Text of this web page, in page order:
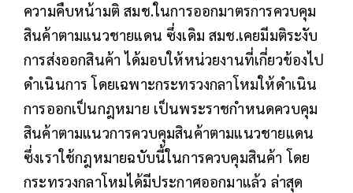
ความคืบหน้ามติ สมช.ในการออกมาตรการควบคุม
สินค้าตามแนวชายแดน ซึ่งเดิม สมช.เคยมีมติระงับ
การส่งออกสินค้า ได้มอบให้หน่วยงานที่เกี่ยวข้องไป
ดำเนินการ โดยเฉพาะกระทรวงกลาโหมให้ดำเนิน
การออกเป็นกฎหมาย เป็นพระราชกำหนดควบคุม
สินค้าตามแนวการควบคุมสินค้าตามแนวชายแดน
ซึ่งเราใช้กฎหมายฉบับนี้ในการควบคุมสินค้า โดย
กระทรวงกลาโหมได้มีประกาศออกมาแล้ว ล่าสุด